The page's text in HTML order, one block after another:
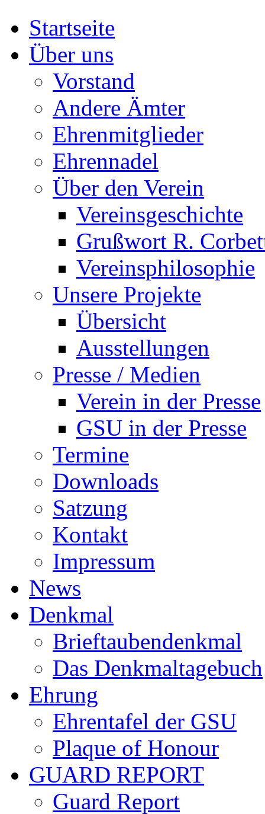
Startseite
Über uns
Vorstand
Andere Ämter
Ehrenmitglieder
Ehrennadel
Über den Verein
Vereinsgeschichte
Grußwort R.
Vereinsphilosophie
Unsere Projekte
Übersicht
Ausstellungen
Presse / Medien
Verein in der Presse
GSU in der Presse
Termine
Downloads
Satzung
Kontakt
Impressum
News
Denkmal
Brieftaubendenkmal
Das Denkmaltagebuch
Ehrung
Ehrentafel der GSU
Plaque of Honour
GUARD REPORT
Guard Report